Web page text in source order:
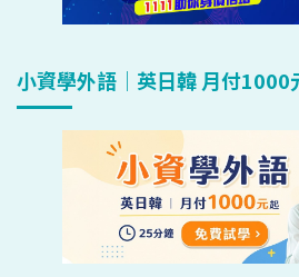
小資學外語｜英日韓 月付1000